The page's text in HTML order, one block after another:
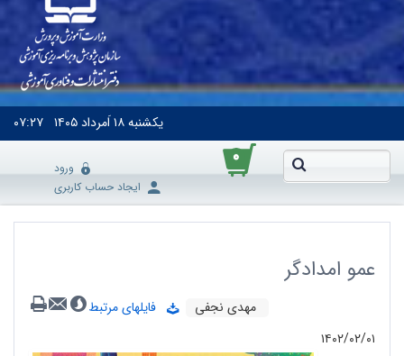
یکشنبه۱۸ اَمرداد ۱۴۰۵ ۰۷:۲۷
۰
ورود
ایجاد حساب کاربری
عمو امدادگر
مهدی نجفی
فایلهای مرتبط
۱۴۰۲/۰۲/۰۱